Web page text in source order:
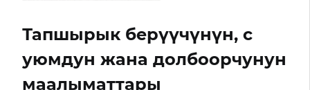
Тапшырык берүүчүнүн, с
уюмдун жана долбоорчунун
маалыматтары